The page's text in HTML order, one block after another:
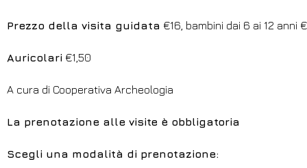
Prezzo della visita guidata €16, bambini dai 6 ai 12 anni
Auricolari €1,50
A cura di Cooperativa Archeologia
La prenotazione alle visite è obbligatoria
Scegli una modalità di prenotazione: